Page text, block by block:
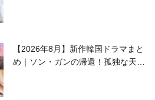
【2026年8月】新作韓国ドラマまと
め｜ソン・ガンの帰還！孤独な天才